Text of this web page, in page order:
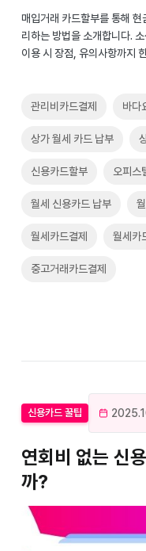
매입거래 카드할부를 통해
리하는 방법을 소개합니다.
이용 시 장점, 유의사항까지
관리비카드결제 바다
상가 월세 카드 납부
신용카드할부 오피스
월세 신용카드 납부
월세카드결제 월세카
중고거래카드결제
신용카드 꿀팁
연회비 없는 신
까?